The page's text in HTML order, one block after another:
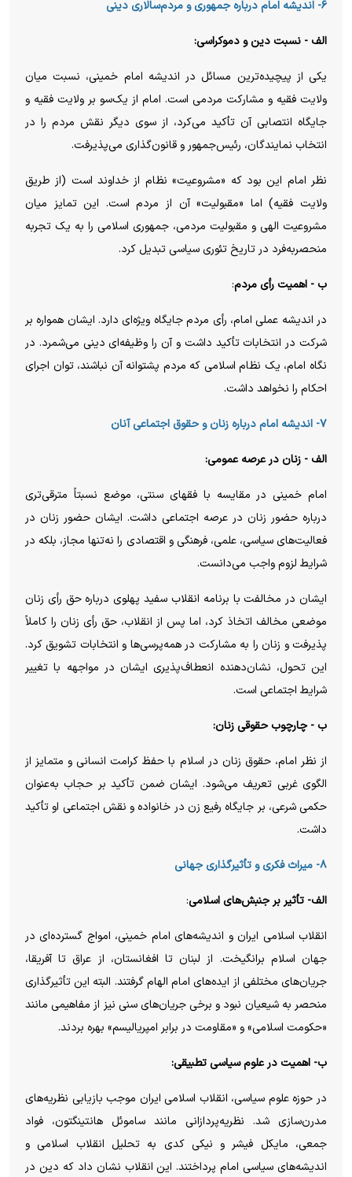
۶- اندیشه امام درباره جمهوری و مردم‌سالاری دینی
الف - نسبت دین و دموکراسی:
یکی از پیچیده‌ترین مسائل در اندیشه امام خمینی، نسبت میان
ولایت فقیه و مشارکت مردمی است. امام از یک‌سو بر ولایت فقیه و
جایگاه انتصابی آن تأکید می‌کرد، از سوی دیگر نقش مردم را در
انتخاب نمایندگان، رئیس‌جمهور و قانون‌گذاری می‌پذیرفت.
نظر امام این بود که «مشروعیت» نظام از خداوند است (از طریق
ولایت فقیه) اما «مقبولیت» آن از مردم است. این تمایز میان
مشروعیت الهی و مقبولیت مردمی، جمهوری اسلامی را به یک تجربه
منحصربه‌فرد در تاریخ تئوری سیاسی تبدیل کرد.
ب - اهمیت رأی مردم:
در اندیشه عملی امام، رأی مردم جایگاه ویژه‌ای دارد. ایشان همواره بر
شرکت در انتخابات تأکید داشت و آن را وظیفه‌ای دینی می‌شمرد. در
نگاه امام، یک نظام اسلامی که مردم پشتوانه آن نباشند، توان اجرای
احکام را نخواهد داشت.
۷- اندیشه امام درباره زنان و حقوق اجتماعی آنان
الف - زنان در عرصه عمومی:
امام خمینی در مقایسه با فقهای سنتی، موضع نسبتاً مترقی‌تری
درباره حضور زنان در عرصه اجتماعی داشت. ایشان حضور زنان در
فعالیت‌های سیاسی، علمی، فرهنگی و اقتصادی را نه‌تنها مجاز، بلکه در
شرایط لزوم واجب می‌دانست.
ایشان در مخالفت با برنامه انقلاب سفید پهلوی درباره حق رأی زنان
موضعی مخالف اتخاذ کرد، اما پس از انقلاب، حق رأی زنان را کاملاً
پذیرفت و زنان را به مشارکت در همه‌پرسی‌ها و انتخابات تشویق کرد.
این تحول، نشان‌دهنده انعطاف‌پذیری ایشان در مواجهه با تغییر
شرایط اجتماعی است.
ب - چارچوب حقوقی زنان:
از نظر امام، حقوق زنان در اسلام با حفظ کرامت انسانی و متمایز از
الگوی غربی تعریف می‌شود. ایشان ضمن تأکید بر حجاب به‌عنوان
حکمی شرعی، بر جایگاه رفیع زن در خانواده و نقش اجتماعی او تأکید
داشت.
۸- میراث فکری و تأثیرگذاری جهانی
الف- تأثیر بر جنبش‌های اسلامی:
انقلاب اسلامی ایران و اندیشه‌های امام خمینی، امواج گسترده‌ای در
جهان اسلام برانگیخت. از لبنان تا افغانستان، از عراق تا آفریقا،
جریان‌های مختلفی از ایده‌های امام الهام گرفتند. البته این تأثیرگذاری
منحصر به شیعیان نبود و برخی جریان‌های سنی نیز از مفاهیمی مانند
«حکومت اسلامی» و «مقاومت در برابر امپریالیسم» بهره بردند.
ب- اهمیت در علوم سیاسی تطبیقی:
در حوزه علوم سیاسی، انقلاب اسلامی ایران موجب بازیابی نظریه‌های
مدرن‌سازی شد. نظریه‌پردازانی مانند ساموئل هانتینگتون، فواد
جمعی، مایکل فیشر و نیکی کدی به تحلیل انقلاب اسلامی و
اندیشه‌های سیاسی امام پرداختند. این انقلاب نشان داد که دین در